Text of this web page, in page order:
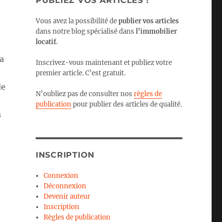
Vous avez la possibilité depublier vos articles
dans notre blog spécialisé dans l’immobilier
locatif.
Inscrivez-vous maintenant et publiez votre
premier article. C’est gratuit.
N’oubliez pas de consulter nos règles de
publicationpour publier des articles de qualité.
INSCRIPTION
Connexion
Déconnexion
Devenir auteur
Inscription
Règles de publication